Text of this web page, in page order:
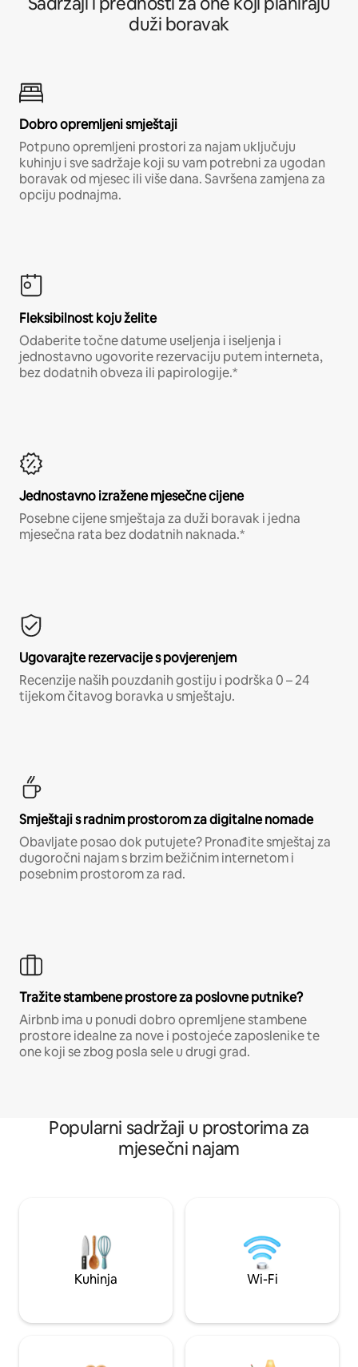
duži boravak
Dobro opremljeni smještaji
Potpuno opremljeni prostori za najam uključuju
kuhinju i sve sadržaje koji su vam potrebni za ugodan
boravak od mjesec ili više dana. Savršena zamjena za
opciju podnajma.
Fleksibilnost koju želite
Odaberite točne datume useljenja i iseljenja i
jednostavno ugovorite rezervaciju putem interneta,
bez dodatnih obveza ili papirologije.*
Jednostavno izražene mjesečne cijene
Posebne cijene smještaja za duži boravak i jedna
mjesečna rata bez dodatnih naknada.*
Ugovarajte rezervacije s povjerenjem
Recenzije naših pouzdanih gostiju i podrška 0 – 24
tijekom čitavog boravka u smještaju.
Smještaji s radnim prostorom za digitalne nomade
Obavljate posao dok putujete? Pronađite smještaj za
dugoročni najam s brzim bežičnim internetom i
posebnim prostorom za rad.
Tražite stambene prostore za poslovne putnike?
Airbnb ima u ponudi dobro opremljene stambene
prostore idealne za nove i postojeće zaposlenike te
one koji se zbog posla sele u drugi grad.
Popularni sadržaji u prostorima za
mjesečni najam
Kuhinja Wi-Fi